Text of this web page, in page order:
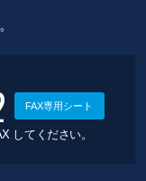
FAX専用シート
してください。